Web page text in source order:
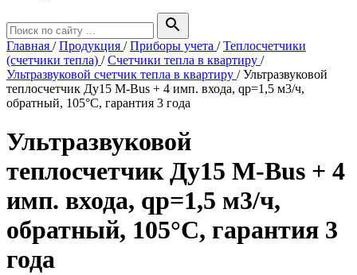
search
Главная /Продукция /Приборы учета /Теплосчетчики
(счетчики тепла) /Счетчики тепла в квартиру /
Ультразвуковой счетчик тепла в квартиру /Ультразвуковой
теплосчетчик Ду15 M-Bus + 4 имп. входа, qp=1,5 м3/ч,
обратный, 105°C, гарантия 3 года
Ультразвуковой
теплосчетчик Ду15 M-Bus + 4
имп. входа, qp=1,5 м3/ч,
обратный, 105°C, гарантия 3
года